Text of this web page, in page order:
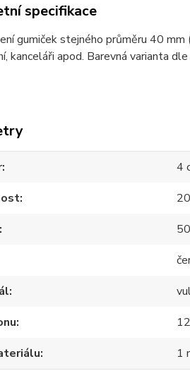
specifikace
gumiček stejného průměru 40
kanceláři apod. Barevná varianta
4
1